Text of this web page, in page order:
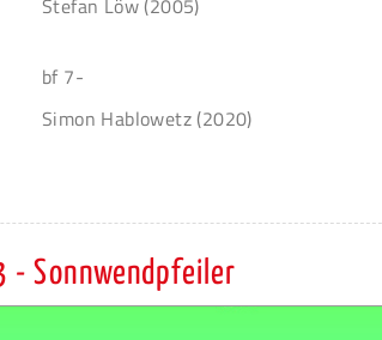
Stefan Löw (2005)
bf 7-
Simon Hablowetz (2020)
- Sonnwendpfeiler